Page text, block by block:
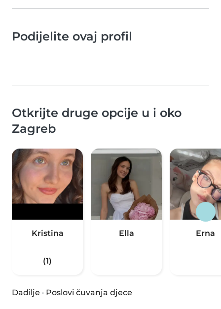
Podijelite ovaj profil
Otkrijte druge opcije u i oko
Zagreb
Kristina
(1)
Ella Erna
Dadilje · Poslovi čuvanja djece